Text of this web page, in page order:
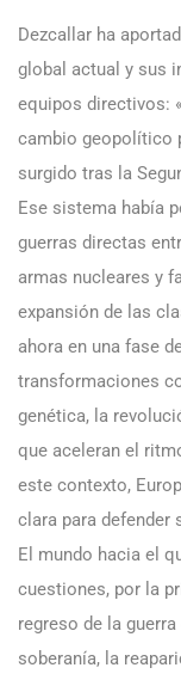
Dezcallar ha
global actual y sus
equipos directivos:
cambio geopolítico
surgido tras la
Ese sistema había
guerras directas
armas nucleares y
expansión de las
ahora en una fase
transformaciones
genética, la
que aceleran el
este contexto,
clara para defender
El mundo hacia el
cuestiones, por la
regreso de la
soberanía, la